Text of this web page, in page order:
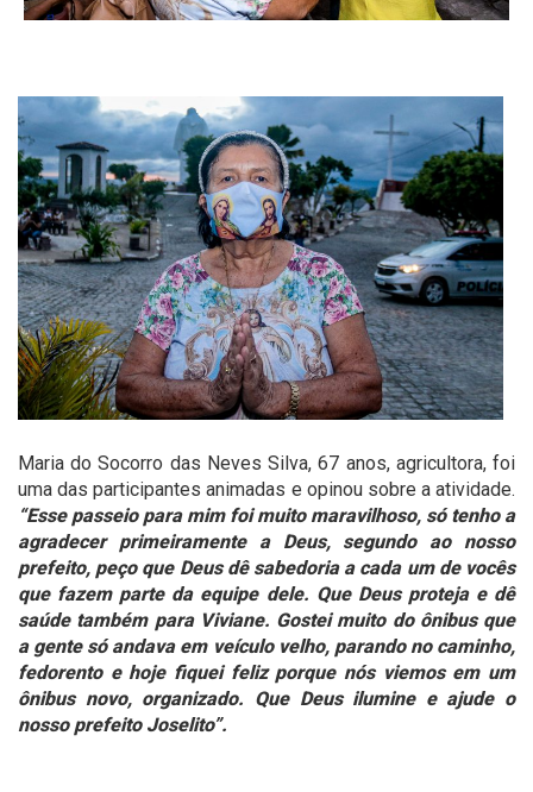
Maria do Socorro das Neves Silva, 67 anos, agricultora, foi
uma das participantes animadas e opinou sobre a atividade.
“Esse passeio para mim foi muito maravilhoso, só tenho a
agradecer primeiramente a Deus, segundo ao nosso
prefeito, peço que Deus dê sabedoria a cada um de vocês
que fazem parte da equipe dele. Que Deus proteja e dê
saúde também para Viviane. Gostei muito do ônibus que
a gente só andava em veículo velho, parando no caminho,
fedorento e hoje fiquei feliz porque nós viemos em um
ônibus novo, organizado. Que Deus ilumine e ajude o
nosso prefeito Joselito”.